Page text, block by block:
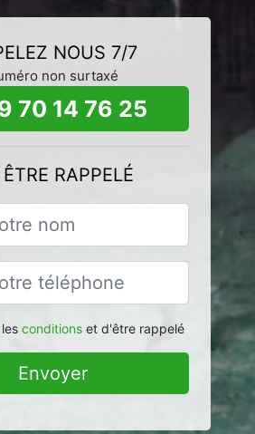
NOUS 7/7
non surtaxé
70 14 76 25
RAPPELÉ
conditionset d'être rappelé
Envoyer